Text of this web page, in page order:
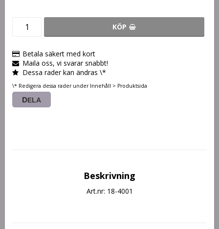
KÖP
Betala säkert med kort
Maila oss, vi svarar snabbt!
Dessa rader kan ändras \*
\* Redigera dessa rader under Innehåll > Produktsida
DELA
Beskrivning
Art.nr: 18-4001